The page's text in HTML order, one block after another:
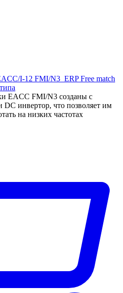
I-12 FMI/N3_ERP Free match
EACC FMI/N3 созданы с
DC инвертор, что позволяет им
на низких частотах